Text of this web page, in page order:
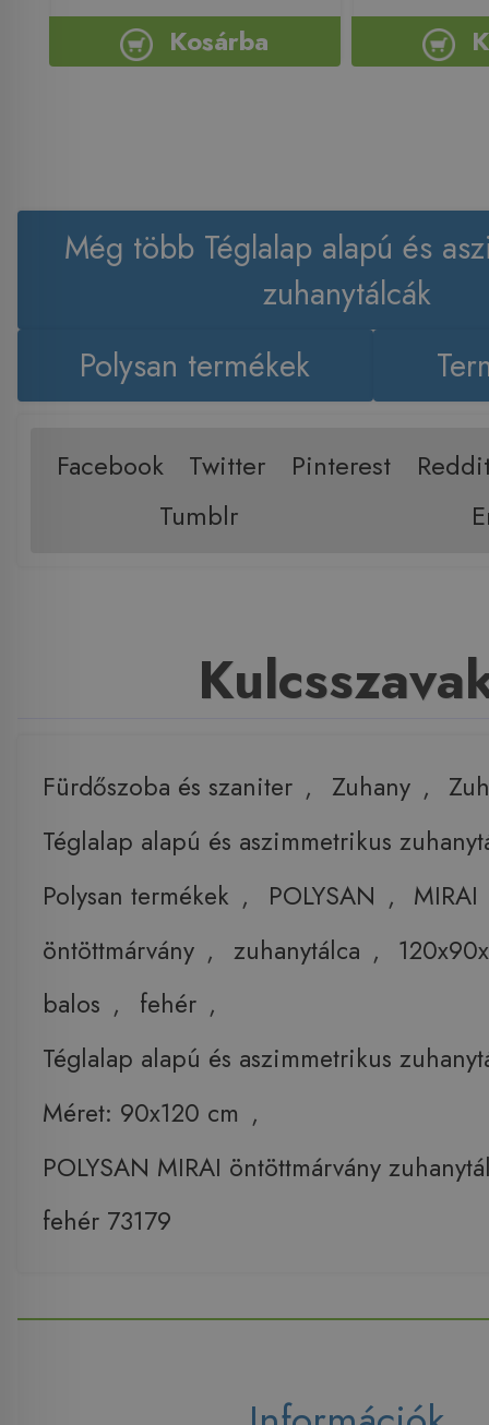
Kosárba
Még több Téglalap alapú és
zuhanytálcák
Polysan termékek
Facebook Twitter Pinterest
Tumblr
Fürdőszoba és szaniter , Zuhany ,
Téglalap alapú és aszimmetrikus
Polysan termékek , POLYSAN , MIRAI
öntöttmárvány , zuhanytálca ,
balos , fehér ,
Téglalap alapú és aszimmetrikus
Méret: 90x120 cm ,
POLYSAN MIRAI öntöttmárvány
fehér 73179